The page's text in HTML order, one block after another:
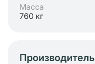
Масса
760 кг
Производитель